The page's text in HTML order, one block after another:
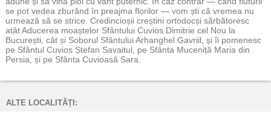
se pot vedea zburând în preajma florilor — vom ști că vremea nu
urmează să se strice. Credincioșii creștini ortodocși sărbătoresc
atât Aducerea moaștelor Sfântului Cuvios Dimitrie cel Nou la
București, cât și Soborul Sfântului Arhanghel Gavriil, și îi pomenesc
pe Sfântul Cuvios Ștefan Savaitul, pe Sfânta Muceniță Maria din
Persia, și pe Sfânta Cuvioasă Sara.
ALTE LOCALITĂȚI: